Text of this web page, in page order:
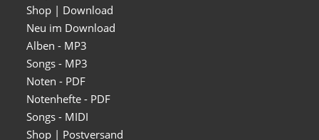
Shop | Download
Neu im Download
Alben - MP3
Songs - MP3
Noten - PDF
Notenhefte - PDF
Songs - MIDI
Shop | Postversand